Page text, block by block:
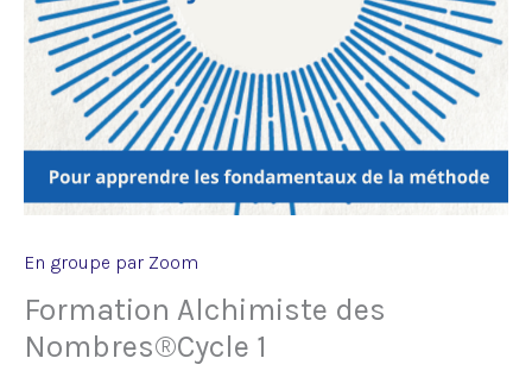
En groupe par Zoom
Formation Alchimiste des
Nombres®️Cycle 1